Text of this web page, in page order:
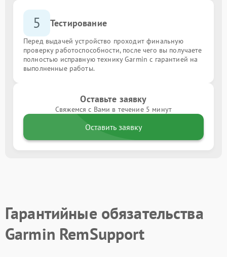
5 Тестирование
Перед выдачей устройство проходит финальную
проверку работоспособности, после чего вы получаете
полностью исправную технику Garmin с гарантией на
выполненные работы.
Оставьте заявку
Свяжемся с Вами в течение 5 минут
Оставить заявку
Гарантийные обязательства
Garmin RemSupport